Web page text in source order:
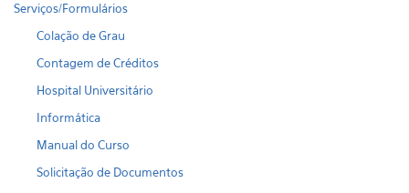
Serviços/Formulários
Colação de Grau
Contagem de Créditos
Hospital Universitário
Informática
Manual do Curso
Solicitação de Documentos